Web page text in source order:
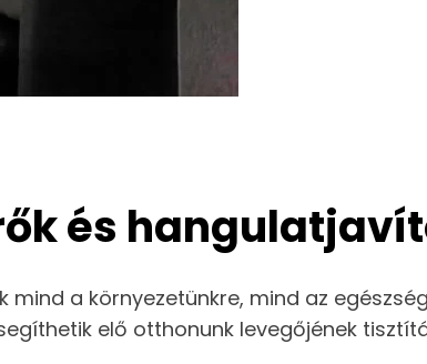
és
a környezetünkre, mind az
elő otthonunk levegőjének